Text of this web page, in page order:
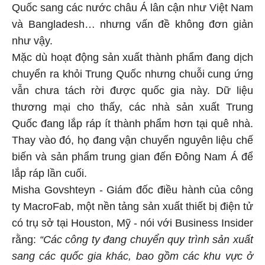
Quốc sang các nước châu Á lân cận như Việt Nam
và Bangladesh… nhưng vấn đề không đơn giản
như vậy.
Mặc dù hoạt động sản xuất thành phẩm đang dịch
chuyển ra khỏi Trung Quốc nhưng chuỗi cung ứng
vẫn chưa tách rời được quốc gia này. Dữ liệu
thương mại cho thấy, các nhà sản xuất Trung
Quốc đang lắp ráp ít thành phẩm hơn tại quê nhà.
Thay vào đó, họ đang vận chuyển nguyên liệu chế
biến và sản phẩm trung gian đến Đông Nam Á để
lắp ráp lần cuối.
Misha Govshteyn - Giám đốc điều hành của công
ty MacroFab, một nền tảng sản xuất thiết bị điện tử
có trụ sở tại Houston, Mỹ - nói với Business Insider
rằng: “Các công ty đang chuyển quy trình sản xuất
sang các quốc gia khác, bao gồm các khu vực ở